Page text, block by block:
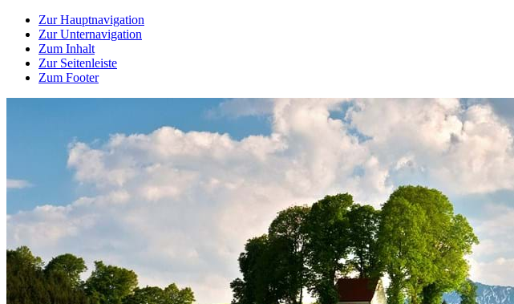
Zur Hauptnavigation
Zur Unternavigation
Zum Inhalt
Zur Seitenleiste
Zum Footer